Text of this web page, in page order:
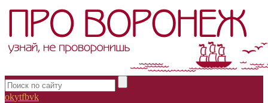
okytfbvk